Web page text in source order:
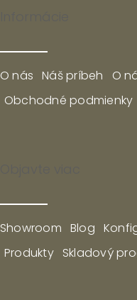
O nás Náš príbeh O
Obchodné podmienky
Showroom Blog
Produkty Skladový